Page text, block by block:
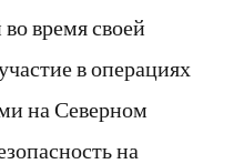
время своей
в операциях
на Северном
на